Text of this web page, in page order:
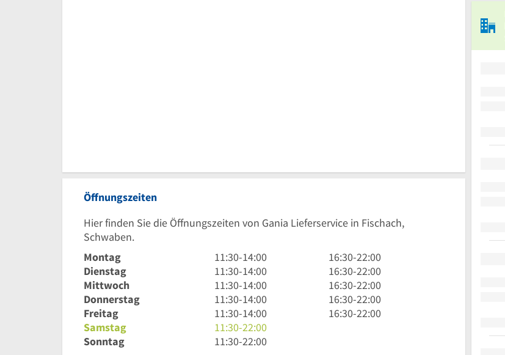
Öffnungszeiten
Hier finden Sie die Öffnungszeiten von Gania Lieferservice in Fischach,
Schwaben.
Montag
11
Uhr
30
bis
14
Uhr
11:30-14:00
16
Uhr
30
bis
22
16:30-22:00
Dienstag
11
Uhr
30
bis
14
Uhr
11:30-14:00
16
Uhr
30
bis
16:30-22:00
Mittwoch
11
Uhr
30
bis
14
11:30-14:00
16
Uhr
30
16:30-22:00
Donnerstag
11
Uhr
30
bis
11:30-14:00
16
Uhr
16:30-22:00
Freitag
11
Uhr
30
11:30-14:00
16
16:30-22:00
Samstag
11
Uhr
11:30-22:00
Sonntag
11
11:30-22:00